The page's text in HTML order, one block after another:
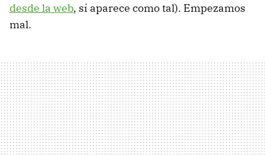
desde la web, sí aparece como tal). Empezamos
mal.